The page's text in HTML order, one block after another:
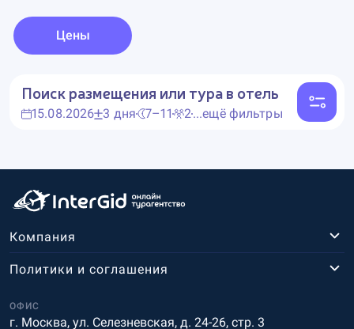
Цены
Поиск размещения или тура в отель
15.08.2026 3 дня 7–11 2...ещё фильтры
Компания
ОФИС
г. Москва, ул. Селезневская, д. 24-26, стр. 3
Политики и соглашения